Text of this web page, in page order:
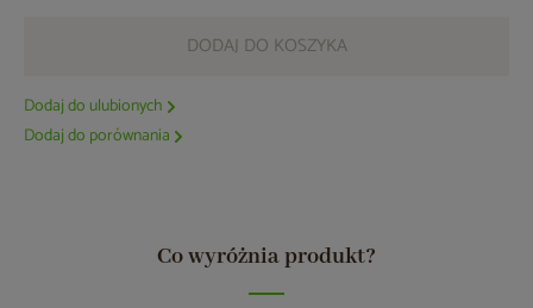
DODAJ DO KOSZYKA
Dodaj do ulubionych
Dodaj do porównania
Co wyróżnia produkt?